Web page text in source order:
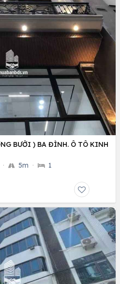
BƯỞI ) BA ĐÌNH. Ô TÔ KINH
· 5m · 1